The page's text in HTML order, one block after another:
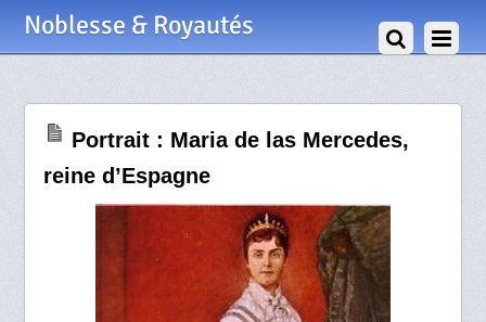
Noblesse & Royautés
Portrait : Maria de las Mercedes,
reine d’Espagne